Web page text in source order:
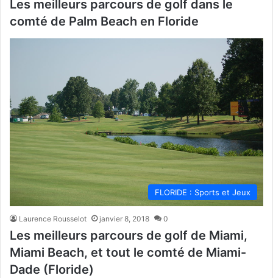
Les meilleurs parcours de golf dans le
comté de Palm Beach en Floride
FLORIDE : Sports et Jeux
Laurence Rousselot janvier 8, 2018 0
Les meilleurs parcours de golf de Miami,
Miami Beach, et tout le comté de Miami-
Dade (Floride)